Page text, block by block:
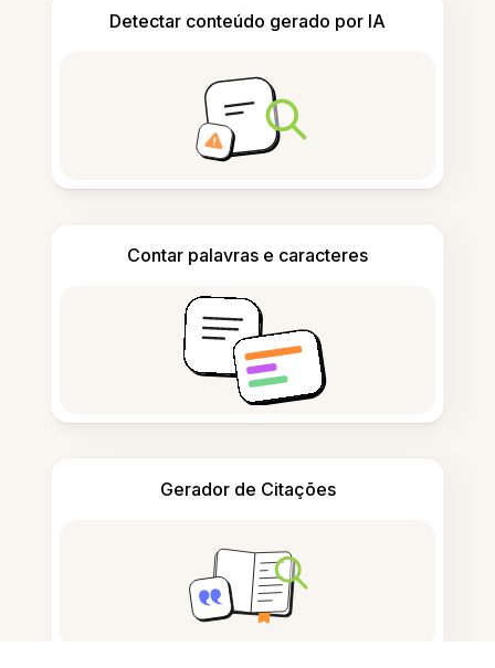
Detectar conteúdo gerado por IA
Contar palavras e caracteres
Gerador de Citações